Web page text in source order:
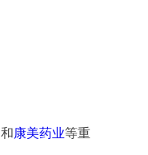
和康美药业等重